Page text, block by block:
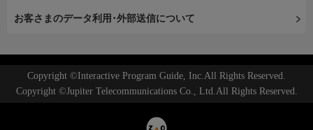
お客さまのデータ利用･外部送信について
Copyright ©Interactive Program Guide, Inc.All Rights Reserved.
Copyright ©Jupiter Telecommunications Co., Ltd.All Rights Reserved.